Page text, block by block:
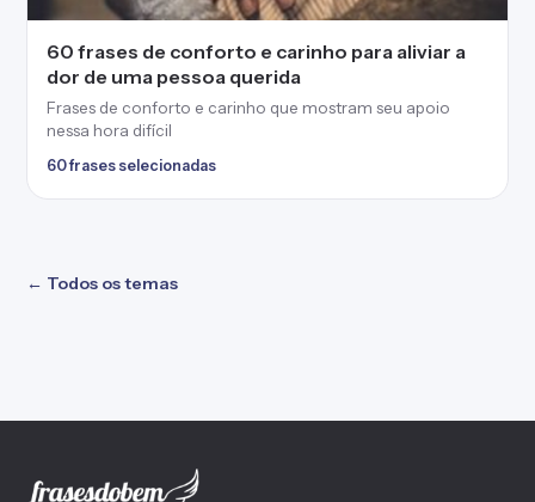
60 frases de conforto e carinho para aliviar a
dor de uma pessoa querida
Frases de conforto e carinho que mostram seu apoio
nessa hora difícil
60 frases selecionadas
← Todos os temas